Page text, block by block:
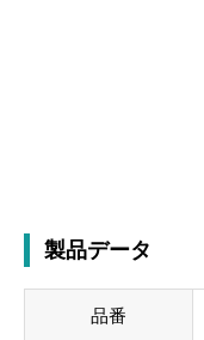
製品データ
品番